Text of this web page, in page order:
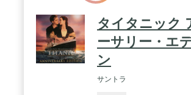
タイタニック
ーサリー・エ
ン
サントラ